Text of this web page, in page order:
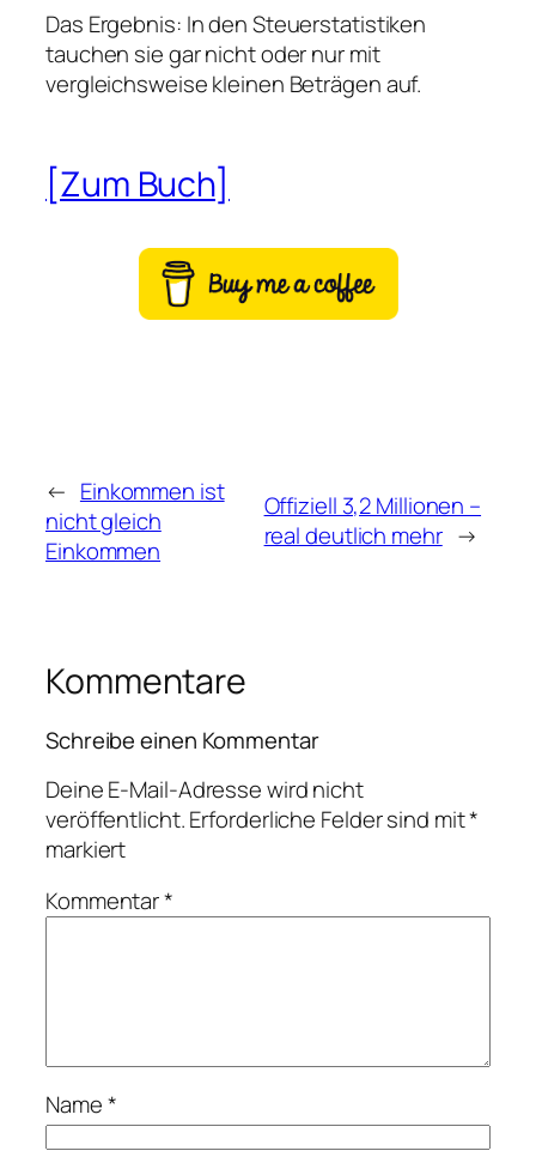
Das Ergebnis: In den Steuerstatistiken
tauchen sie gar nicht oder nur mit
vergleichsweise kleinen Beträgen auf.
[Zum Buch]
← Einkommen ist
nicht gleich
Einkommen
Offiziell 3,2 Millionen –
real deutlich mehr →
Kommentare
Schreibe einen Kommentar
Deine E-Mail-Adresse wird nicht
veröffentlicht.Erforderliche Felder sind mit*
markiert
Kommentar*
Name*